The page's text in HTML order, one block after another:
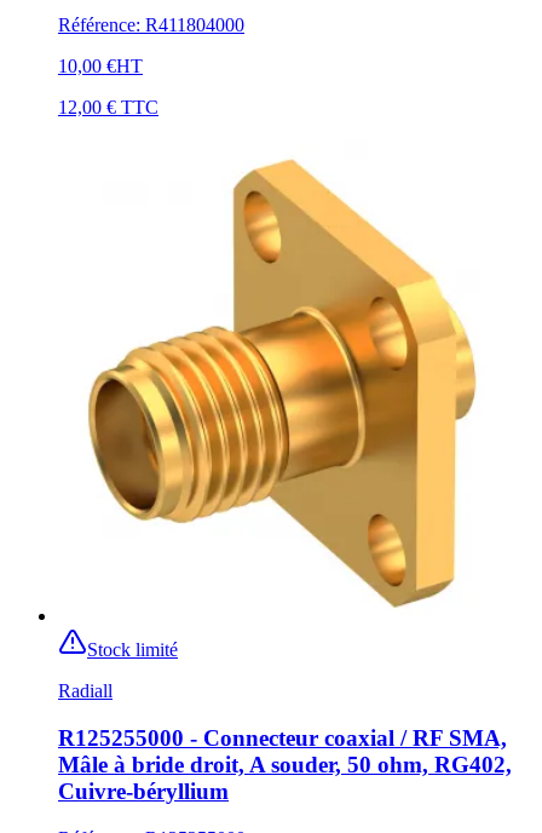
Référence: R411804000
10,00 €HT
12,00 € TTC
Stock limité
Radiall
R125255000 - Connecteur coaxial / RF SMA,
Mâle à bride droit, A souder, 50 ohm, RG402,
Cuivre-béryllium